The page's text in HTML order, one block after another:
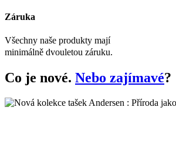
Záruka
Všechny naše produkty mají
minimálně dvouletou záruku.
Co je nové. Nebo zajímavé?